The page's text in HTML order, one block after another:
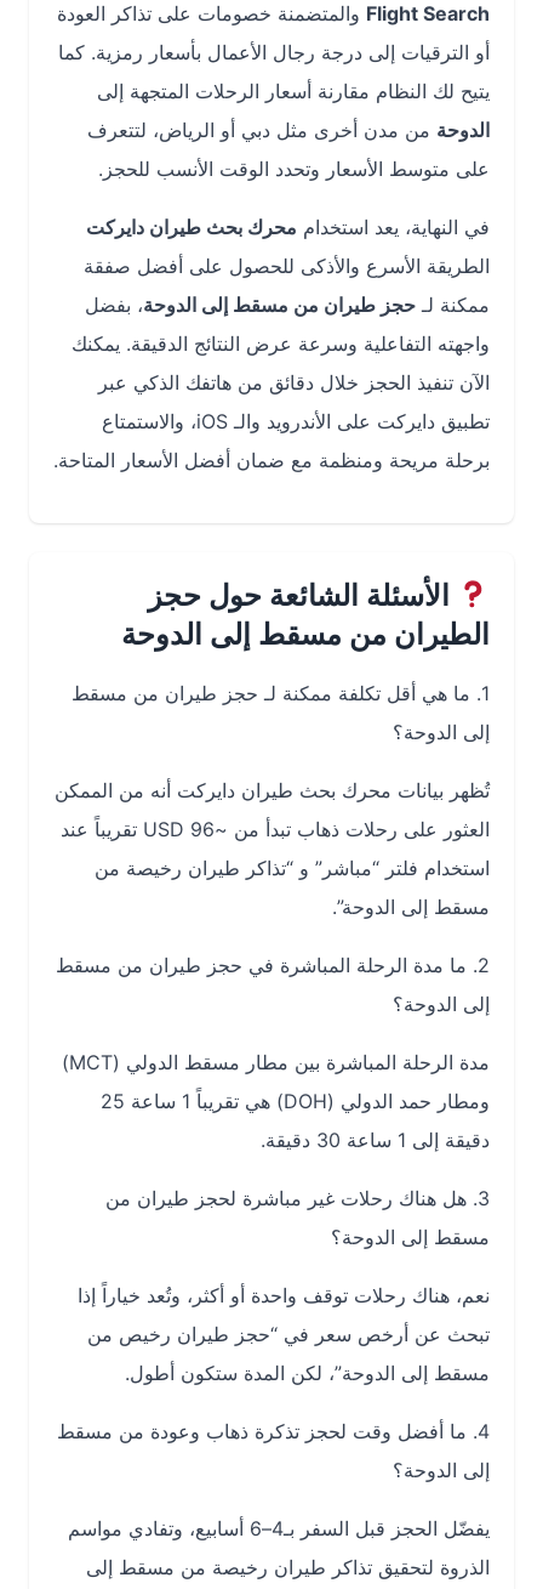
Flight Searchوالمتضمنة خصومات على تذاكر العودة
أو الترقيات إلى درجة رجال الأعمال بأسعار رمزية. كما
يتيح لك النظام مقارنة أسعار الرحلات المتجهة إلى
الدوحةمن مدن أخرى مثل دبي أو الرياض، لتتعرف
على متوسط الأسعار وتحدد الوقت الأنسب للحجز.
في النهاية، يعد استخداممحرك بحث طيران دايركت
الطريقة الأسرع والأذكى للحصول على أفضل صفقة
ممكنة لـحجز طيران من مسقط إلى الدوحة، بفضل
واجهته التفاعلية وسرعة عرض النتائج الدقيقة. يمكنك
الآن تنفيذ الحجز خلال دقائق من هاتفك الذكي عبر
تطبيق دايركت على الأندرويد والـ iOS، والاستمتاع
برحلة مريحة ومنظمة مع ضمان أفضل الأسعار المتاحة.
الأسئلة الشائعة حول حجز
الطيران من مسقط إلى الدوحة
1. ما هي أقل تكلفة ممكنة لـ حجز طيران من مسقط
إلى الدوحة؟
تُظهر بيانات محرك بحث طيران دايركت أنه من الممكن
العثور على رحلات ذهاب تبدأ من ~USD 96 تقريباً عند
استخدام فلتر “مباشر” و “تذاكر طيران رخيصة من
مسقط إلى الدوحة”.
2. ما مدة الرحلة المباشرة في حجز طيران من مسقط
إلى الدوحة؟
مدة الرحلة المباشرة بين مطار مسقط الدولي (MCT)
ومطار حمد الدولي (DOH) هي تقريباً 1 ساعة 25
دقيقة إلى 1 ساعة 30 دقيقة.
3. هل هناك رحلات غير مباشرة لحجز طيران من
مسقط إلى الدوحة؟
نعم، هناك رحلات توقف واحدة أو أكثر، وتُعد خياراً إذا
تبحث عن أرخص سعر في “حجز طيران رخيص من
مسقط إلى الدوحة”، لكن المدة ستكون أطول.
4. ما أفضل وقت لحجز تذكرة ذهاب وعودة من مسقط
إلى الدوحة؟
يفضّل الحجز قبل السفر بـ4–6 أسابيع، وتفادي مواسم
الذروة لتحقيق تذاكر طيران رخيصة من مسقط إلى